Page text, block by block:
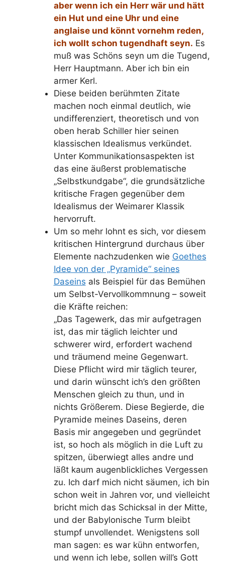
aber wenn ich ein Herr wär und hätt
ein Hut und eine Uhr und eine
anglaise und könnt vornehm reden,
ich wollt schon tugendhaft seyn. Es
muß was Schöns seyn um die Tugend,
Herr Hauptmann. Aber ich bin ein
armer Kerl.
Diese beiden berühmten Zitate
machen noch einmal deutlich, wie
undifferenziert, theoretisch und von
oben herab Schiller hier seinen
klassischen Idealismus verkündet.
Unter Kommunikationsaspekten ist
das eine äußerst problematische
„Selbstkundgabe“, die grundsätzliche
kritische Fragen gegenüber dem
Idealismus der Weimarer Klassik
hervorruft.
Um so mehr lohnt es sich, vor diesem
kritischen Hintergrund durchaus über
Elemente nachzudenken wie Goethes
Idee von der „Pyramide“ seines
Daseins als Beispiel für das Bemühen
um Selbst-Vervollkommnung – soweit
die Kräfte reichen:
„Das Tagewerk, das mir aufgetragen
ist, das mir täglich leichter und
schwerer wird, erfordert wachend
und träumend meine Gegenwart.
Diese Pflicht wird mir täglich teurer,
und darin wünscht ich’s den größten
Menschen gleich zu thun, und in
nichts Größerem. Diese Begierde, die
Pyramide meines Daseins, deren
Basis mir angegeben und gegründet
ist, so hoch als möglich in die Luft zu
spitzen, überwiegt alles andre und
läßt kaum augenblickliches Vergessen
zu. Ich darf mich nicht säumen, ich bin
schon weit in Jahren vor, und vielleicht
bricht mich das Schicksal in der Mitte,
und der Babylonische Turm bleibt
stumpf unvollendet. Wenigstens soll
man sagen: es war kühn entworfen,
und wenn ich lebe, sollen will’s Gott